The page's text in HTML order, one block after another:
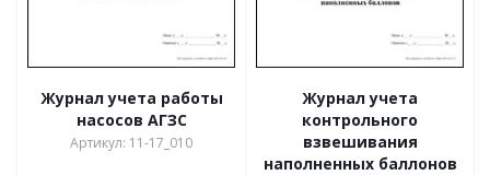
Журнал учета работы
насосов АГЗС
Артикул: 11-17_010
Журнал учета
контрольного
взвешивания
наполненных баллонов